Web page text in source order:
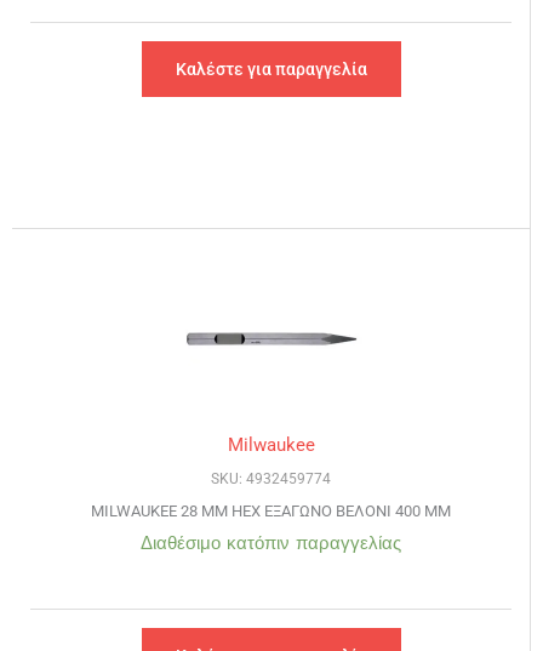
Καλέστε για παραγγελία
Milwaukee
SKU: 4932459774
MILWAUKEE 28 MM HEX ΕΞΑΓΩΝΟ ΒΕΛΟΝΙ 400 MM
Διαθέσιμο κατόπιν παραγγελίας